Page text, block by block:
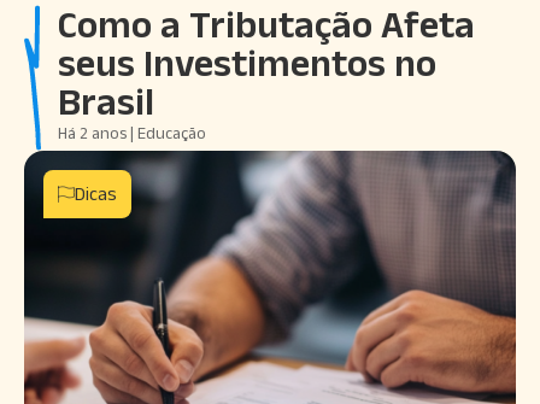
Como a Tributação Afeta
seus Investimentos no
Brasil
Há 2 anos | Educação
Dicas